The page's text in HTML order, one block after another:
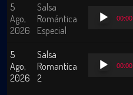
5
Ago,
2026
Salsa
Romántica
Especial
Reproductor
00:00
5
Ago,
2026
Salsa
Romantica
2
Reproductor
00:00